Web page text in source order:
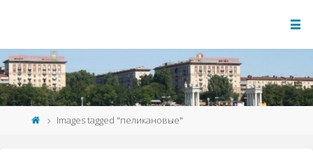
Images tagged "пеликановые"